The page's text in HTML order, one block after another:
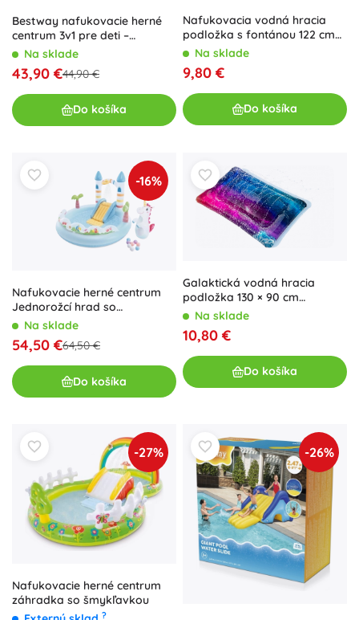
Bestway nafukovacie herné
centrum 3v1 pre deti –
basketbal, futbal a terč 127 ×
Na sklade
43,90 €44,90 €
Do košíka
Nafukovacia vodná hracia
podložka s fontánou 122 cm
dinosaury BESTWAY
Na sklade
9,80 €
Do košíka
-16%
Nafukovacie herné centrum
Jednorožcí hrad so
šmýkačkou a vodnou sprškou
Na sklade
54,50 €64,50 €
Do košíka
Galaktická vodná hracia
podložka 130 × 90 cm
BESTWAY s vodným
Na sklade
10,80 €
Do košíka
-27%
Nafukovacie herné centrum
záhradka so šmykľavkou
?
-26%